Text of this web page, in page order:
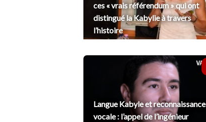
ces « vrais référendum » qui ont
distingué la Kabylie à travers
l’histoire
Langue Kabyle et reconnaissance
vocale : l’appel de l’ingénieur